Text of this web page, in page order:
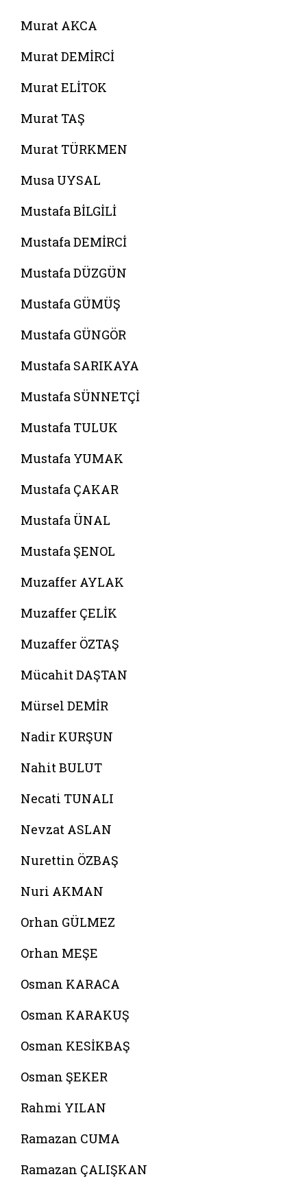
Murat AKCA
Murat DEMİRCİ
Murat ELİTOK
Murat TAŞ
Murat TÜRKMEN
Musa UYSAL
Mustafa BİLGİLİ
Mustafa DEMİRCİ
Mustafa DÜZGÜN
Mustafa GÜMÜŞ
Mustafa GÜNGÖR
Mustafa SARIKAYA
Mustafa SÜNNETÇİ
Mustafa TULUK
Mustafa YUMAK
Mustafa ÇAKAR
Mustafa ÜNAL
Mustafa ŞENOL
Muzaffer AYLAK
Muzaffer ÇELİK
Muzaffer ÖZTAŞ
Mücahit DAŞTAN
Mürsel DEMİR
Nadir KURŞUN
Nahit BULUT
Necati TUNALI
Nevzat ASLAN
Nurettin ÖZBAŞ
Nuri AKMAN
Orhan GÜLMEZ
Orhan MEŞE
Osman KARACA
Osman KARAKUŞ
Osman KESİKBAŞ
Osman ŞEKER
Rahmi YILAN
Ramazan CUMA
Ramazan ÇALIŞKAN